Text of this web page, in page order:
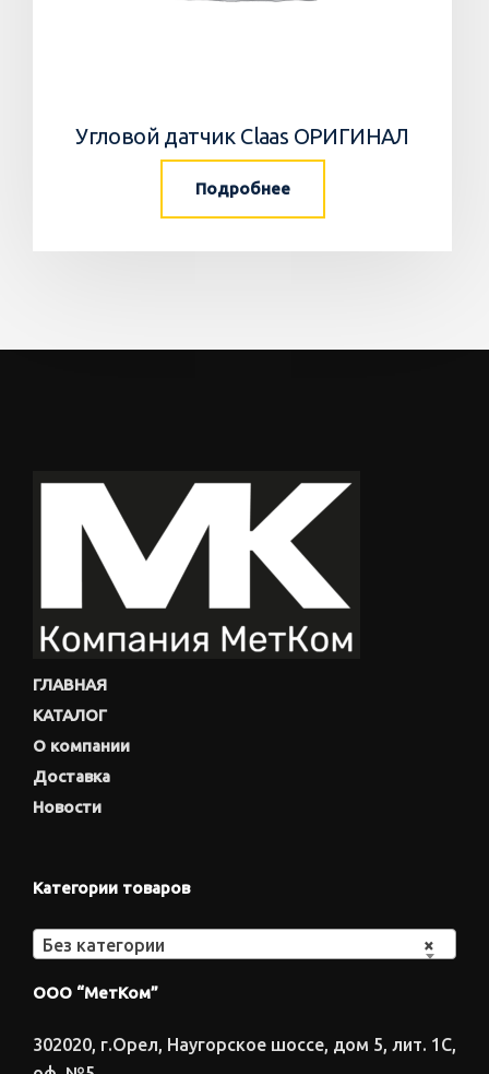
Угловой датчик Claas ОРИГИНАЛ
Подробнее
ГЛАВНАЯ
КАТАЛОГ
О компании
Доставка
Новости
Категории товаров
×
Без категории
ООО “МетКом”
302020, г.Орел, Наугорское шоссе, дом 5, лит. 1С,